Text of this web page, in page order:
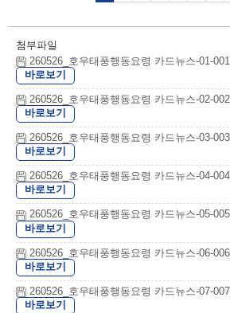
첨부파일
260526_호우태풍행동요령 카드뉴스-01-
바로보기
260526_호우태풍행동요령 카드뉴스-02-
바로보기
260526_호우태풍행동요령 카드뉴스-03-
바로보기
260526_호우태풍행동요령 카드뉴스-04-
바로보기
260526_호우태풍행동요령 카드뉴스-05-
바로보기
260526_호우태풍행동요령 카드뉴스-06-
바로보기
260526_호우태풍행동요령 카드뉴스-07-
바로보기